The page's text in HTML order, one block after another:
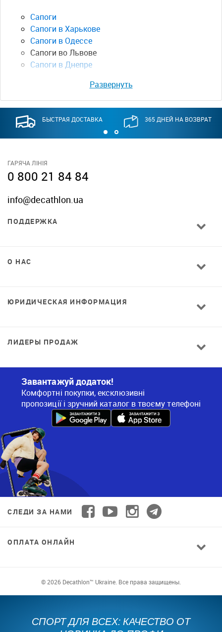
Сапоги
Сапоги в Харькове
Сапоги в Одессе
Сапоги во Львове
Сапоги в Днепре
Развернуть
БЫСТРАЯ ДОСТАВКА 365 ДНЕЙ НА ВОЗВРАТ
ГАРЯЧА ЛІНІЯ
0 800 21 84 84
info@decathlon.ua
ПОДДЕРЖКА
О НАС
ЮРИДИЧЕСКАЯ ИНФОРМАЦИЯ
ЛИДЕРЫ ПРОДАЖ
Завантажуй додаток!
Комфортні покупки, ексклюзивні
пропозиції і зручний каталог в твоєму телефоні
СЛЕДИ ЗА НАМИ
ОПЛАТА ОНЛАЙН
© 2026 Decathlon™ Ukraine. Все права защищены.
СПОРТ ДЛЯ ВСЕХ: КАЧЕСТВО ОТ